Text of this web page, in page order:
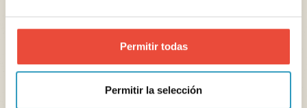
Permitir todas
Permitir la selección
Kerrest
A 5 minutos en bicicleta desde el camping La Corniche
playa de Kerrestofrece un entorno tranquilo para